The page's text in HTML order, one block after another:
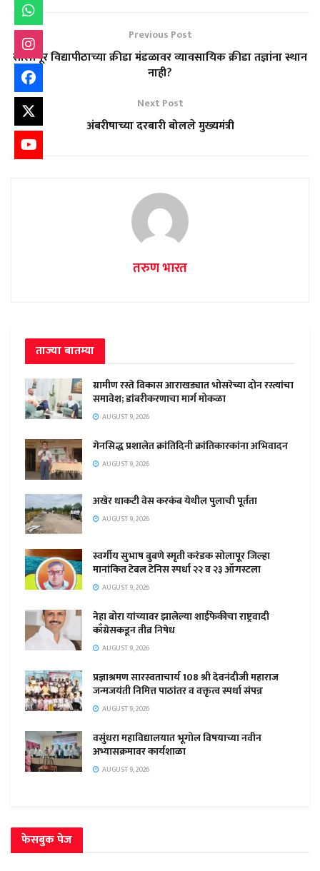
Previous Post
सोलापूर विद्यापीठाच्या क्रीडा मंडळावर व्यावसायिक क्रीडा तज्ञांना स्थान
नाही?
Next Post
अंबरीषाच्या दरबारी बोलले मुख्यमंत्री
तरुण भारत
ताज्या बातम्या
ग्रामीण रस्ते विकास आराखड्यात भोसरेच्या दोन रस्त्यांचा
समावेश; डांबरीकरणाचा मार्ग मोकळा
AUGUST 9, 2026
गेनसिद्ध प्रशालेत क्रांतिदिनी क्रांतिकारकांना अभिवादन
AUGUST 9, 2026
अखेर धाकटी वेस करकंब येथील पुलाची पूर्तता
AUGUST 9, 2026
स्वर्गीय सुभाष बुबणे स्मृती करंडक सोलापूर जिल्हा
मानांकित टेबल टेनिस स्पर्धा २२ व २३ ऑगस्टला
AUGUST 9, 2026
नेहा बोरा यांच्यावर झालेल्या शाईफेकीचा राष्ट्रवादी
काँग्रेसकडून तीव्र निषेध
AUGUST 9, 2026
प्रज्ञाश्रमण सारस्वताचार्य 108 श्री देवनंदीजी महाराज
जन्मजयंती निमित्त पाठांतर व वक्तृत्व स्पर्धा संपन्न
AUGUST 9, 2026
वसुंधरा महाविद्यालयात भूगोल विषयाच्या नवीन
अभ्यासक्रमावर कार्यशाळा
AUGUST 9, 2026
फेसबुक पेज